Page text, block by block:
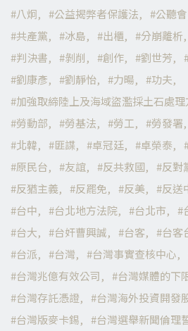
八炯
公益揭弊者保護法 公聽會
共產黨
冰島 出櫃 分崩離析
判決書
剝削 創作 劉世芳
劉康彥
劉靜怡 力暘
功夫
加強取締陸上及海域盜濫採土石處理
勞動部
勞基法 勞工 勞發署
北韓
匪諜 卓冠廷 卓榮泰
原民台
友誼 反共救國 反對
反猶主義
反罷免 反美 反送
台中
台北地方法院 台北市
台大
台奸曹興誠 台客 台客
台派
台灣 台灣事實查核中心
台灣兆億有效公司
台灣媒體的下
台灣存託憑證
台灣海外投資開發
台灣版麥卡錫
台灣選舉新聞倫理